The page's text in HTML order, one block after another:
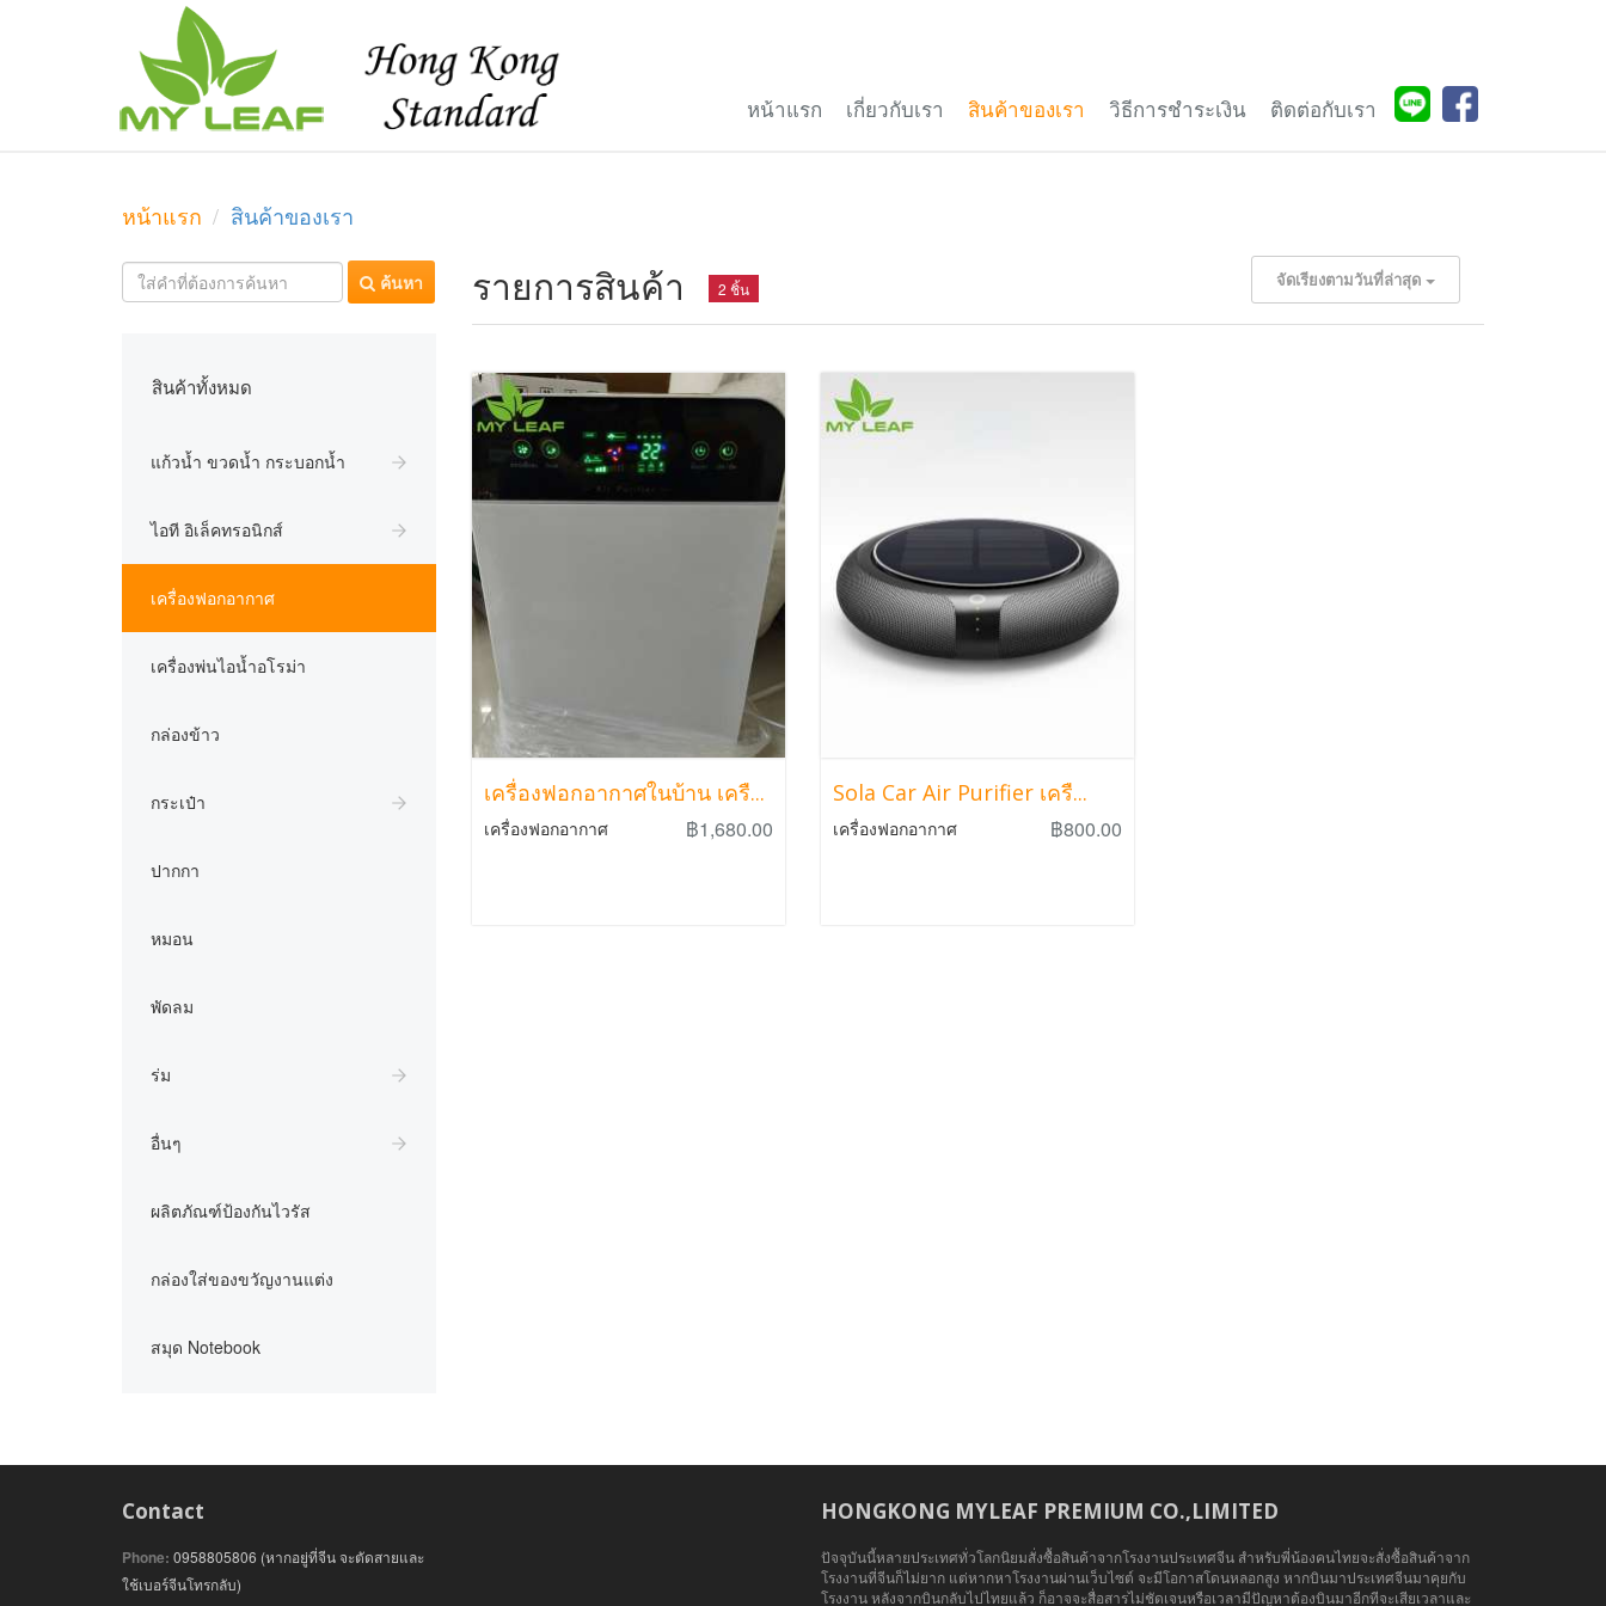
หน้าแรก เกี่ยวกับเรา สินค้าของเรา วิธีการชำระเงิน ติดต่อกับเรา
หน้าแรก สินค้าของเรา
ค้นหา
สินค้าทั้งหมด
แก้วน้ำ ขวดน้ำ กระบอกน้ำ
ไอที อิเล็คทรอนิกส์
เครื่องฟอกอากาศ
เครื่องพ่นไอน้ำอโรม่า
กล่องข้าว
กระเป๋า
ปากกา
หมอน
พัดลม
ร่ม
อื่นๆ
ผลิตภัณฑ์ป้องกันไวรัส
กล่องใส่ของขวัญงานแต่ง
สมุด Notebook
รายการสินค้า 2 ชิ้น จัดเรียงตามวันที่ล่าสุด
เครื่องฟอกอากาศในบ้าน เครื...
เครื่องฟอกอากาศ ฿1,680.00
Sola Car Air Purifier เครื...
เครื่องฟอกอากาศ ฿800.00
Contact
Phone: 0958805806 (หากอยู่ที่จีน จะตัดสายและ
ใช้เบอร์จีนโทรกลับ)
HONGKONG MYLEAF PREMIUM CO.,LIMITED
ปัจจุบันนี้หลายประเทศทั่วโลกนิยมสั่งซื้อสินค้าจากโรงงานประเทศจีน สำหรับพี่น้องคนไทยจะสั่งซื้อสินค้าจาก
โรงงานที่จีนก็ไม่ยาก แต่หากหาโรงงานผ่านเว็บไซต์ จะมีโอกาสโดนหลอกสูง หากบินมาประเทศจีนมาคุยกับ
โรงงาน หลังจากบินกลับไปไทยแล้ว ก็อาจจะสื่อสารไม่ชัดเจนหรือเวลามีปัญหาต้องบินมาอีกทีจะเสียเวลาและ